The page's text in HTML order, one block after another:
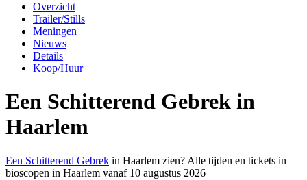
Overzicht
Trailer/Stills
Meningen
Nieuws
Details
Koop/Huur
Een Schitterend Gebrek in
Haarlem
Een Schitterend Gebrek in Haarlem zien? Alle tijden en tickets in
bioscopen in Haarlem vanaf 10 augustus 2026